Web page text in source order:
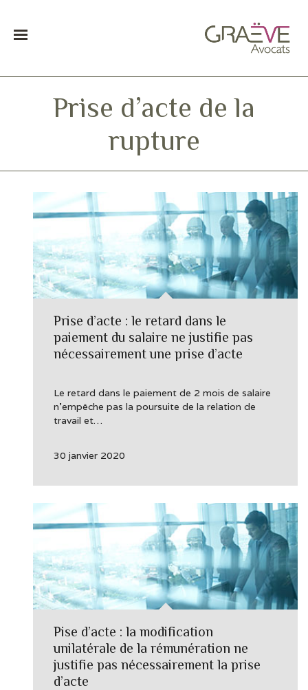
Prise d’acte de la
rupture
Prise d’acte : le retard dans le
paiement du salaire ne justifie pas
nécessairement une prise d’acte
Le retard dans le paiement de 2 mois de salaire
n’empêche pas la poursuite de la relation de
travail et…
30 janvier 2020
Pise d’acte : la modification
unilatérale de la rémunération ne
justifie pas nécessairement la prise
d’acte